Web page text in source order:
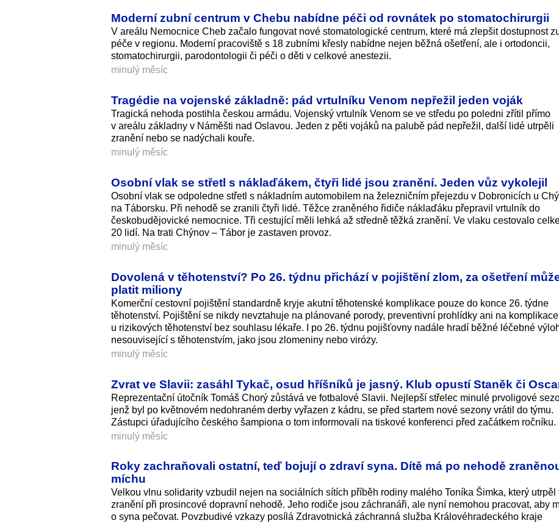
Moderní zubní centrum v Chebu nabídne péči od rovnátek po stomatochirurgii
V areálu Nemocnice Cheb začalo fungovat nové stomatologické centrum, které má zlepšit dostupnost
péče v regionu. Moderní pracoviště s 18 zubními křesly nabídne nejen běžná ošetření, ale i ortodoncii,
stomatochirurgii, parodontologii či péči o děti v celkové anestezii.
minulý měsíc
Tragédie na vojenské základně: pád vrtulníku Venom nepřežil jeden voják
Tragická nehoda postihla českou armádu. Vojenský vrtulník Venom se ve středu po poledni zřítil přímo
v areálu základny v Náměšti nad Oslavou. Jeden z pěti vojáků na palubě pád nepřežil, další lidé utrpěli
zranění nebo se nadýchali kouře.
minulý měsíc
Osobní vlak se střetl s náklaďákem, čtyři lidé jsou zranění. Jeden vůz vykolejil
Osobní vlak se odpoledne střetl s nákladním automobilem na železničním přejezdu v Dobronicích u
na Táborsku. Při nehodě se zranili čtyři lidé. Těžce zraněného řidiče náklaďáku přepravil vrtulník do
českobudějovické nemocnice. Tři cestující měli lehká až středně těžká zranění. Ve vlaku cestovalo
20 lidí. Na trati Chýnov – Tábor je zastaven provoz.
minulý měsíc
Dovolená v těhotenství? Po 26. týdnu přichází v pojištění zlom, za ošetření
platit miliony
Komerční cestovní pojištění standardně kryje akutní těhotenské komplikace pouze do konce 26. týdne
těhotenství. Pojištění se nikdy nevztahuje na plánované porody, preventivní prohlídky ani na komplikace
u rizikových těhotenství bez souhlasu lékaře. I po 26. týdnu pojišťovny nadále hradí běžné léčebné
nesouvisející s těhotenstvím, jako jsou zlomeniny nebo virózy.
minulý měsíc
Zvrat ve Slavii: zasáhl Tykač, osud hříšníků je jasný. Klub opustí Staněk či
Reprezentační útočník Tomáš Chorý zůstává ve fotbalové Slavii. Nejlepší střelec minulé prvoligové
jenž byl po květnovém nedohraném derby vyřazen z kádru, se před startem nové sezony vrátil do týmu.
Zástupci úřadujícího českého šampiona o tom informovali na tiskové konferenci před začátkem ročníku.
minulý měsíc
Roky zachraňovali ostatní, teď bojují o zdraví syna. Dítě má po nehodě
míchu
Velkou vlnu solidarity vzbudil nejen na sociálních sítích příběh rodiny malého Toníka Šimka, který utrpěl
zranění při prosincové dopravní nehodě. Jeho rodiče jsou záchranáři, ale nyní nemohou pracovat, aby
o syna pečovat. Povzbudivé vzkazy posílá Zdravotnická záchranná služba Královéhradeckého kraje